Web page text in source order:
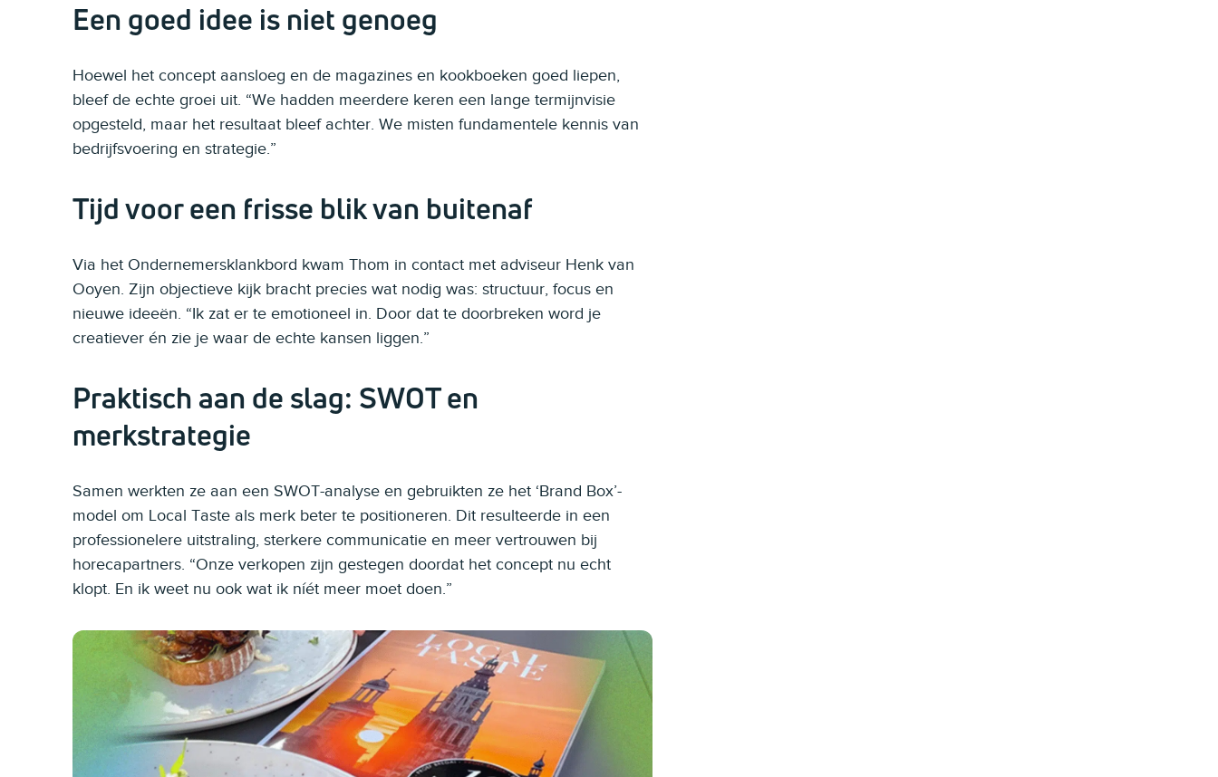
Een goed idee is niet genoeg
Hoewel het concept aansloeg en de magazines en kookboeken goed liepen,
bleef de echte groei uit. “We hadden meerdere keren een lange termijnvisie
opgesteld, maar het resultaat bleef achter. We misten fundamentele kennis van
bedrijfsvoering en strategie.”
Tijd voor een frisse blik van buitenaf
Via het Ondernemersklankbord kwam Thom in contact met adviseur Henk van
Ooyen. Zijn objectieve kijk bracht precies wat nodig was: structuur, focus en
nieuwe ideeën. “Ik zat er te emotioneel in. Door dat te doorbreken word je
creatiever én zie je waar de echte kansen liggen.”
Praktisch aan de slag: SWOT en
merkstrategie
Samen werkten ze aan een SWOT-analyse en gebruikten ze het ‘Brand Box’-
model om Local Taste als merk beter te positioneren. Dit resulteerde in een
professionelere uitstraling, sterkere communicatie en meer vertrouwen bij
horecapartners. “Onze verkopen zijn gestegen doordat het concept nu echt
klopt. En ik weet nu ook wat ik níét meer moet doen.”